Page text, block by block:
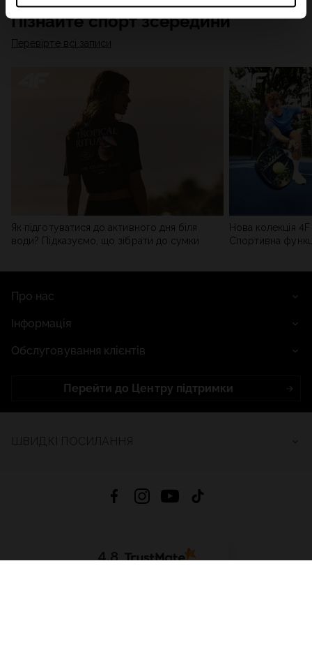
відповідної онлайн-реклами, проведення аналітики,
відповідності вмісту та вдосконалення рішень, які
пропонують наші партнери (наприклад, соціальні
мережі). Детальну інформацію можна знайти в нашій
та в розділі «Деталі».
Пізнайте спорт зсередини
Перевірте всі записи
Як підготуватися до активного дня біля
води? Підказуємо, що зібрати до сумки
Нова колекція
Спортивна
Про нас
Інформація
Обслуговування клієнтів
Перейти до Центру підтримки
4.8